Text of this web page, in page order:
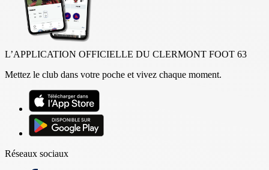
L’APPLICATION OFFICIELLE DU CLERMONT FOOT 63
Mettez le club dans votre poche et vivez chaque moment.
Réseaux sociaux